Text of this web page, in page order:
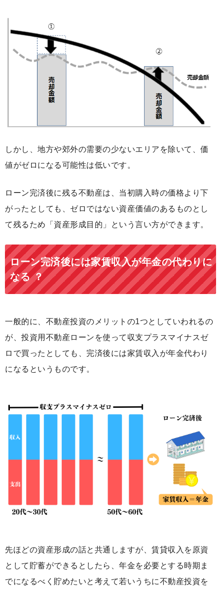
しかし、地方や郊外の需要の少ないエリアを除いて、価
値がゼロになる可能性は低いです。
ローン完済後に残る不動産は、当初購入時の価格より下
がったとしても、ゼロではない資産価値のあるものとし
て残るため「資産形成目的」という言い方ができます。
ローン完済後には家賃収入が年金の代わりに
なる ？
一般的に、不動産投資のメリットの1つとしていわれるの
が、投資用不動産ローンを使って収支プラスマイナスゼ
ロで買ったとしても、完済後には家賃収入が年金代わり
になるというものです。
先ほどの資産形成の話と共通しますが、賃貸収入を原資
として貯蓄ができるとしたら、年金を必要とする時期ま
でになるべく貯めたいと考えて若いうちに不動産投資を